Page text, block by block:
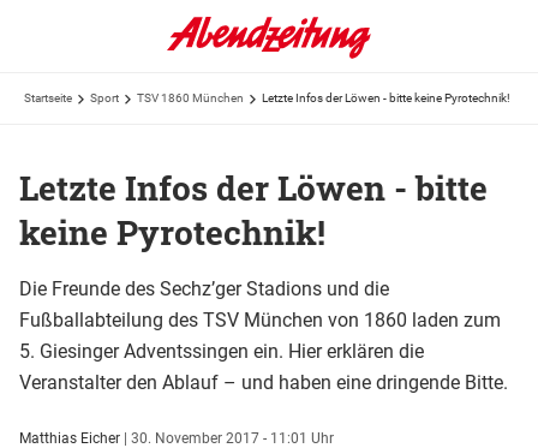
Startseite Sport TSV 1860 München Letzte Infos der Löwen - bitte keine Pyrotechnik!
Letzte Infos der Löwen - bitte
keine Pyrotechnik!
Die Freunde des Sechz’ger Stadions und die
Fußballabteilung des TSV München von 1860 laden zum
5. Giesinger Adventssingen ein. Hier erklären die
Veranstalter den Ablauf – und haben eine dringende Bitte.
Matthias Eicher | 30. November 2017 - 11:01 Uhr